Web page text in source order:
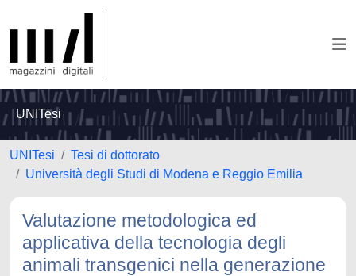
UNITesi
UNITesi
Tesi di dottorato
Università degli Studi di Modena e Reggio Emilia
Valutazione metodologica ed
applicativa della tecnologia degli
animali transgenici nella generazione